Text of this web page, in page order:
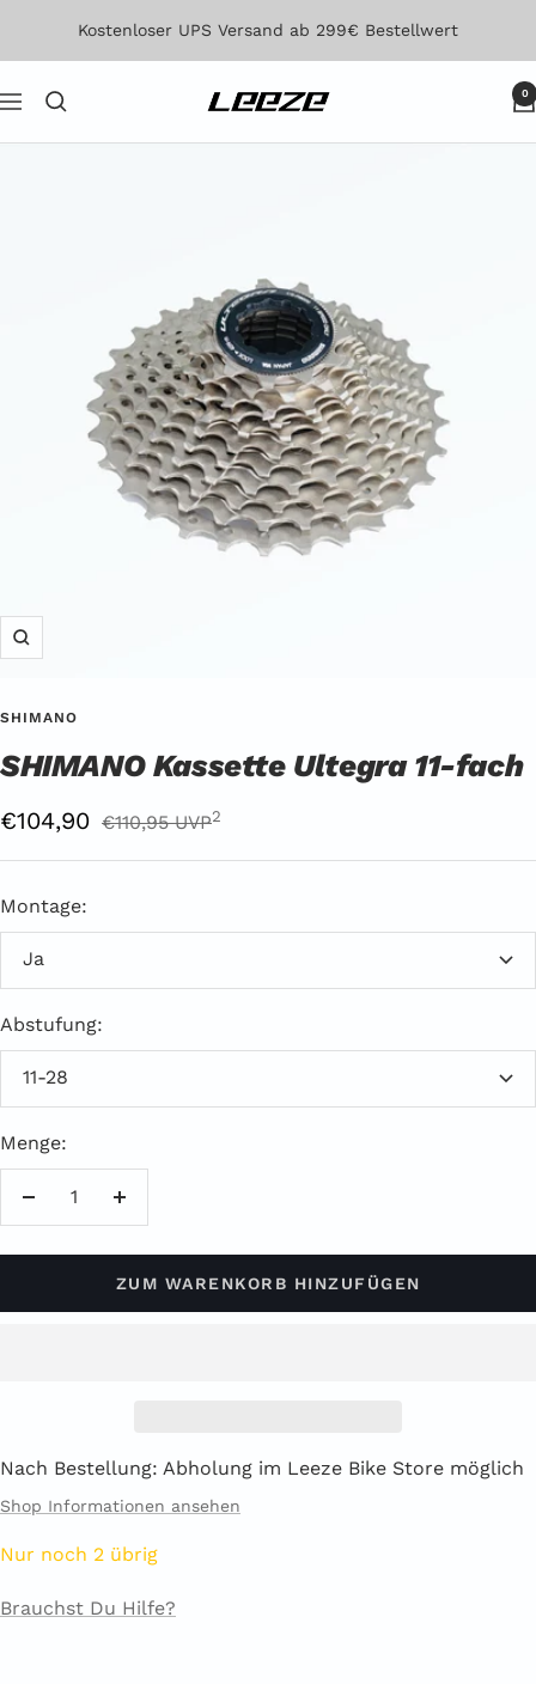
Kostenloser UPS Versand ab 299€ Bestellwert
Navigation Leeze 0
Zoom
SHIMANO
SHIMANO Kassette Ultegra 11-fach
Angebotspreis
€104,90 Regulärer
€110,95 UVP2
Montage:
Ja
Abstufung:
11-28
Menge:
ZUM WARENKORB HINZUFÜGEN
Nach Bestellung: Abholung im Leeze Bike Store möglich
Shop Informationen ansehen
Nur noch 2 übrig
Brauchst Du Hilfe?